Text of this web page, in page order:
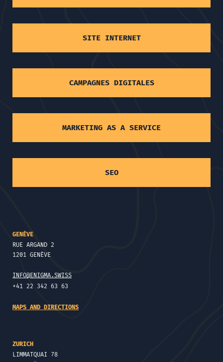
SITE INTERNET
CAMPAGNES DIGITALES
MARKETING AS A SERVICE
SEO
GENÈVE
RUE ARGAND 2
1201 GENÈVE
INFO@ENIGMA.SWISS
+41 22 342 63 63
MAPS AND DIRECTIONS
ZURICH
LIMMATQUAI 78